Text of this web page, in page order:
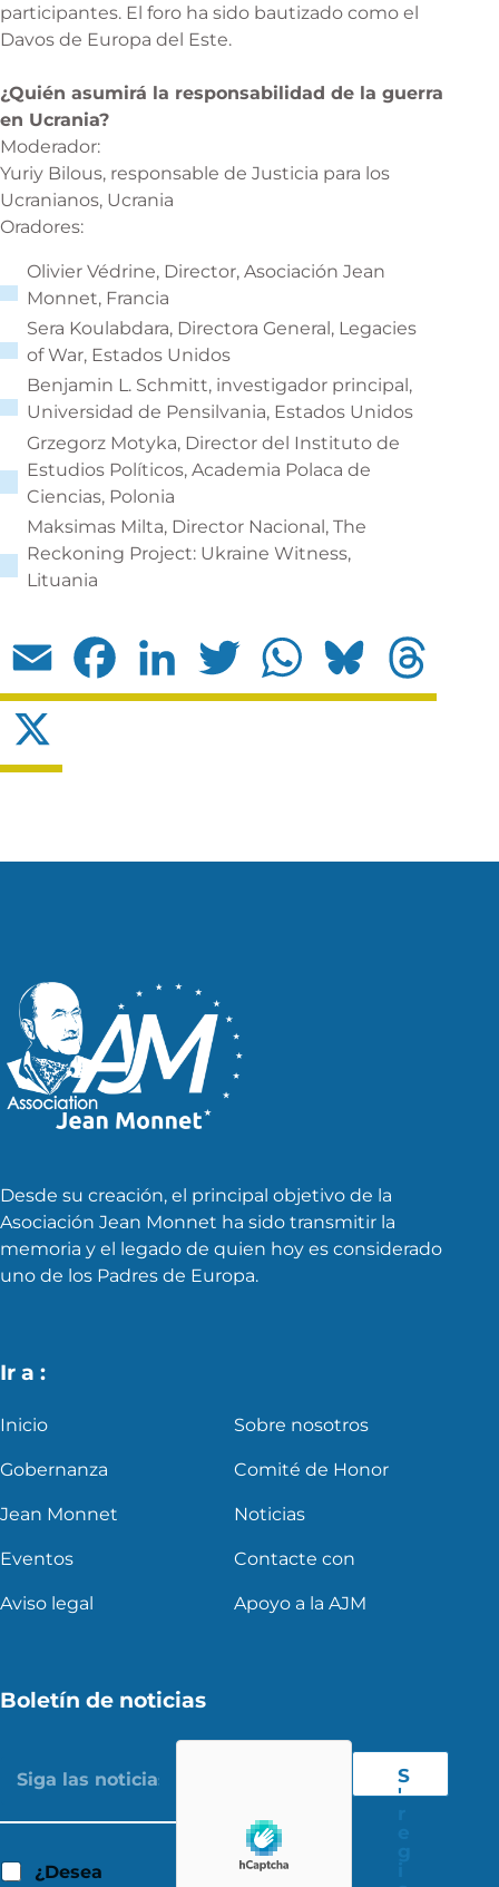
participantes. El foro ha sido bautizado como el
Davos de Europa del Este.
¿Quién asumirá la responsabilidad de la guerra
en Ucrania?
Moderador:
Yuriy Bilous, responsable de Justicia para los
Ucranianos, Ucrania
Oradores:
Olivier Védrine, Director, Asociación Jean
Monnet, Francia
Sera Koulabdara, Directora General, Legacies
of War, Estados Unidos
Benjamin L. Schmitt, investigador principal,
Universidad de Pensilvania, Estados Unidos
Grzegorz Motyka, Director del Instituto de
Estudios Políticos, Academia Polaca de
Ciencias, Polonia
Maksimas Milta, Director Nacional, The
Reckoning Project: Ukraine Witness,
Lituania
Email Facebook LinkedIn Twitter WhatsApp Bluesky
Desde su creación, el principal objetivo de la
Asociación Jean Monnet ha sido transmitir la
memoria y el legado de quien hoy es considerado
uno de los Padres de Europa.
Ir a :
Inicio Sobre nosotros
Gobernanza Comité de Honor
Jean Monnet Noticias
Eventos Contacte con
Aviso legal Apoyo a la AJM
Boletín de noticias
¿Desea
S
'